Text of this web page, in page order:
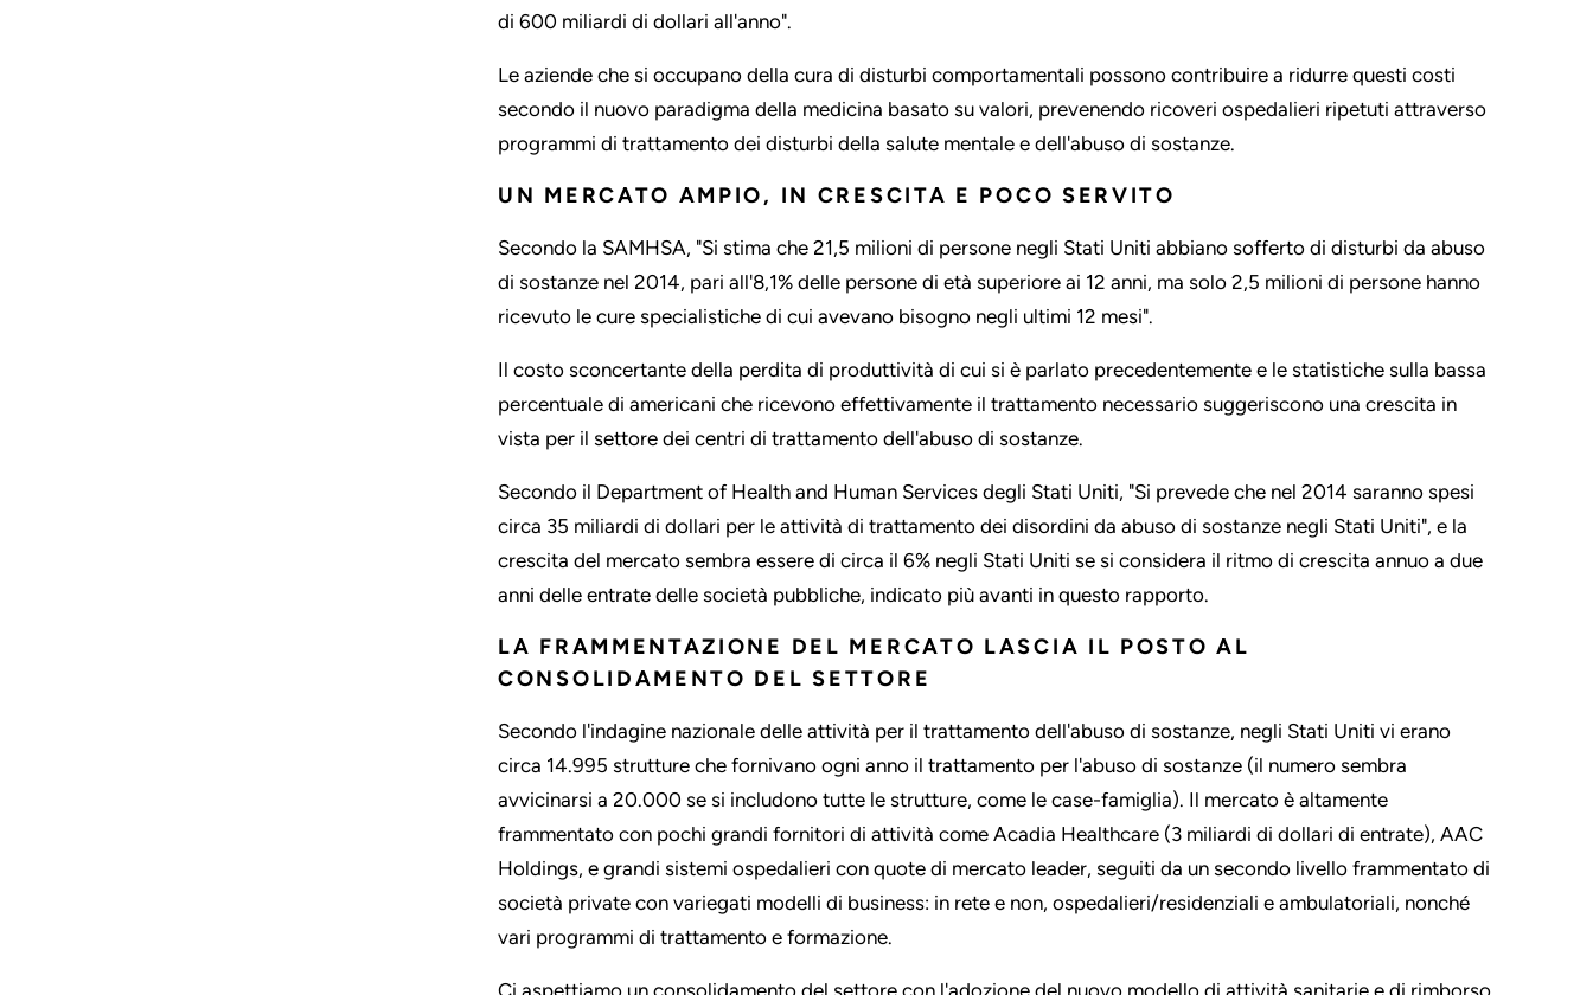
di 600 miliardi di dollari all'anno".
Le aziende che si occupano della cura di disturbi comportamentali possono contribuire a ridurre questi costi
secondo il nuovo paradigma della medicina basato su valori, prevenendo ricoveri ospedalieri ripetuti attraverso
programmi di trattamento dei disturbi della salute mentale e dell'abuso di sostanze.
UN MERCATO AMPIO, IN CRESCITA E POCO SERVITO
Secondo la SAMHSA, "Si stima che 21,5 milioni di persone negli Stati Uniti abbiano sofferto di disturbi da abuso
di sostanze nel 2014, pari all'8,1% delle persone di età superiore ai 12 anni, ma solo 2,5 milioni di persone hanno
ricevuto le cure specialistiche di cui avevano bisogno negli ultimi 12 mesi".
Il costo sconcertante della perdita di produttività di cui si è parlato precedentemente e le statistiche sulla bassa
percentuale di americani che ricevono effettivamente il trattamento necessario suggeriscono una crescita in
vista per il settore dei centri di trattamento dell'abuso di sostanze.
Secondo il Department of Health and Human Services degli Stati Uniti, "Si prevede che nel 2014 saranno spesi
circa 35 miliardi di dollari per le attività di trattamento dei disordini da abuso di sostanze negli Stati Uniti", e la
crescita del mercato sembra essere di circa il 6% negli Stati Uniti se si considera il ritmo di crescita annuo a due
anni delle entrate delle società pubbliche, indicato più avanti in questo rapporto.
LA FRAMMENTAZIONE DEL MERCATO LASCIA IL POSTO AL
CONSOLIDAMENTO DEL SETTORE
Secondo l'indagine nazionale delle attività per il trattamento dell'abuso di sostanze, negli Stati Uniti vi erano
circa 14.995 strutture che fornivano ogni anno il trattamento per l'abuso di sostanze (il numero sembra
avvicinarsi a 20.000 se si includono tutte le strutture, come le case-famiglia). Il mercato è altamente
frammentato con pochi grandi fornitori di attività come Acadia Healthcare (3 miliardi di dollari di entrate), AAC
Holdings, e grandi sistemi ospedalieri con quote di mercato leader, seguiti da un secondo livello frammentato di
società private con variegati modelli di business: in rete e non, ospedalieri/residenziali e ambulatoriali, nonché
vari programmi di trattamento e formazione.
Ci aspettiamo un consolidamento del settore con l'adozione del nuovo modello di attività sanitarie e di rimborso